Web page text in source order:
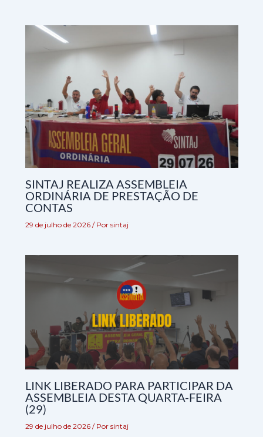
SINTAJ REALIZA ASSEMBLEIA
ORDINÁRIA DE PRESTAÇÃO DE
CONTAS
29 de julho de 2026 / Por sintaj
LINK LIBERADO PARA PARTICIPAR DA
ASSEMBLEIA DESTA QUARTA-FEIRA
(29)
29 de julho de 2026 / Por sintaj